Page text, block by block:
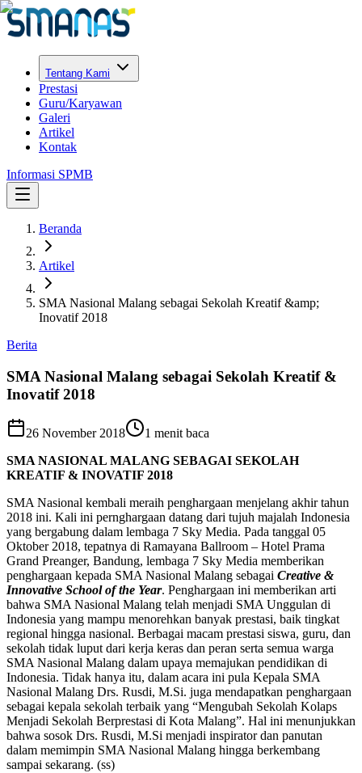
Tentang Kami
Prestasi
Guru/Karyawan
Galeri
Artikel
Kontak
Informasi SPMB
Beranda
Artikel
SMA Nasional Malang sebagai Sekolah Kreatif &amp;
Inovatif 2018
Berita
SMA Nasional Malang sebagai Sekolah Kreatif &
Inovatif 2018
26 November 2018 1 menit baca
SMA NASIONAL MALANG SEBAGAI SEKOLAH
KREATIF & INOVATIF 2018
SMA Nasional kembali meraih penghargaan menjelang akhir tahun
2018 ini. Kali ini pernghargaan datang dari tujuh majalah Indonesia
yang bergabung dalam lembaga 7 Sky Media. Pada tanggal 05
Oktober 2018, tepatnya di Ramayana Ballroom – Hotel Prama
Grand Preanger, Bandung, lembaga 7 Sky Media memberikan
penghargaan kepada SMA Nasional Malang sebagai Creative &
Innovative School of the Year. Penghargaan ini memberikan arti
bahwa SMA Nasional Malang telah menjadi SMA Unggulan di
Indonesia yang mampu menorehkan banyak prestasi, baik tingkat
regional hingga nasional. Berbagai macam prestasi siswa, guru, dan
sekolah tidak luput dari kerja keras dan peran serta semua warga
SMA Nasional Malang dalam upaya memajukan pendidikan di
Indonesia. Tidak hanya itu, dalam acara ini pula Kepala SMA
Nasional Malang Drs. Rusdi, M.Si. juga mendapatkan penghargaan
sebagai kepala sekolah terbaik yang “Mengubah Sekolah Kolaps
Menjadi Sekolah Berprestasi di Kota Malang”. Hal ini menunjukkan
bahwa sosok Drs. Rusdi, M.Si menjadi inspirator dan panutan
dalam memimpin SMA Nasional Malang hingga berkembang
sampai sekarang. (ss)